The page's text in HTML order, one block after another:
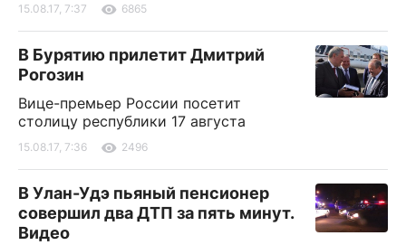
15.08.17, 7:37 6865
В Бурятию прилетит Дмитрий
Рогозин
Вице-премьер России посетит
столицу республики 17 августа
15.08.17, 7:36 2496
В Улан-Удэ пьяный пенсионер
совершил два ДТП за пять минут.
Видео